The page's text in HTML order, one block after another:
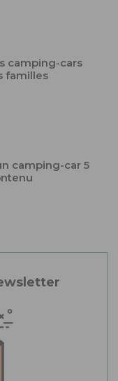
camping-cars
familles
camping-car 5